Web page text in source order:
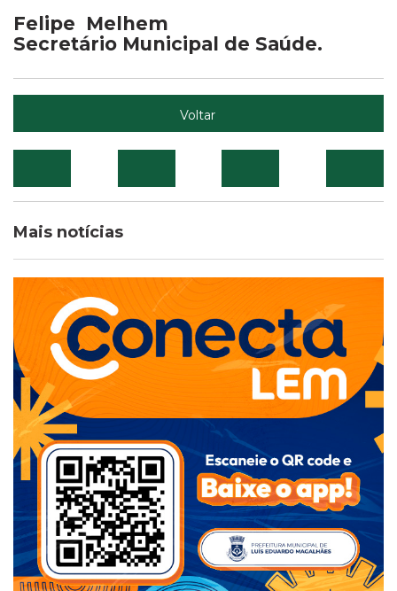
Felipe Melhem
Secretário Municipal de Saúde.
Voltar
Mais notícias